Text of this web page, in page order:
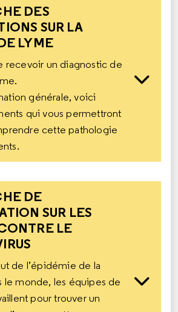
DES
SUR LA
LYME
recevoir un diagnostic de
générale, voici
qui vous permettront
cette pathologie
DE
SUR LES
LE
de l’épidémie de la
le monde, les équipes de
pour trouver un